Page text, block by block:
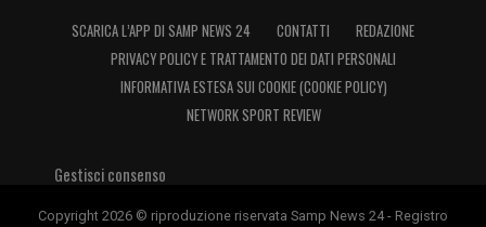
SCARICA L’APP DI SAMP NEWS 24 CONTATTI
REDAZIONE
PRIVACY POLICY E TRATTAMENTO DEI DATI PERSONALI
INFORMATIVA ESTESA SUI COOKIE (COOKIE POLICY)
NETWORK SPORT REVIEW
Gestisci consenso
Copyright 2026 © riproduzione riservata Samp News 24 - Registro